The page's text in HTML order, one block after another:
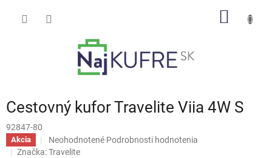
Cestovný kufor Travelite Viia 4W S
92847-80
Akcia
Priemerné
hodnotenie
Neohodnotené Podrobnosti hodnotenia
Značka:Travelite